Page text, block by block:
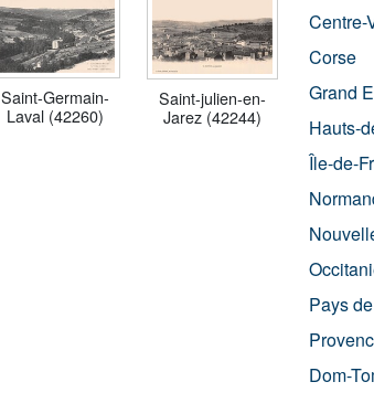
Saint-Germain-
Laval (42260)
Saint-julien-en-
Jarez (42244)
Centre-
Corse
Grand
Hauts-
Île-de-
Pays
Dom-